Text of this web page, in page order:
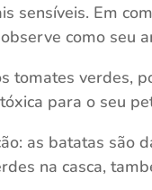
sensíveis. Em
como seu
tomates verdes,
para o seu
as batatas são
na casca,